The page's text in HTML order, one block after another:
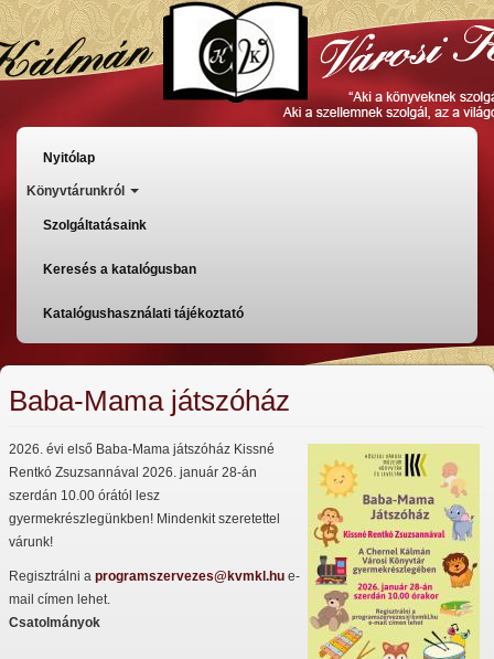
Ugrás
a
tartalomra
Főmenü
Nyitólap
Könyvtárunkról
Szolgáltatásaink
Keresés a katalógusban
Katalógushasználati tájékoztató
Baba-Mama játszóház
2026. évi első Baba-Mama játszóház Kissné
Rentkó Zsuzsannával 2026. január 28-án
szerdán 10.00 órától lesz
gyermekrészlegünkben! Mindenkit szeretettel
várunk!
Regisztrálni a programszervezes@kvmkl.hu e-
mail címen lehet.
Csatolmányok